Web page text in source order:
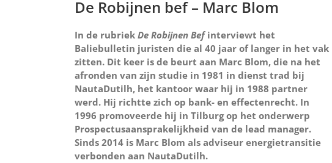
De Robijnen bef – Marc Blom
In de rubriek De Robijnen Befinterviewt het
Baliebulletin juristen die al 40 jaar of langer in het vak
zitten. Dit keer is de beurt aan Marc Blom, die na het
afronden van zijn studie in 1981 in dienst trad bij
NautaDutilh, het kantoor waar hij in 1988 partner
werd. Hij richtte zich op bank- en effectenrecht. In
1996 promoveerde hij in Tilburg op het onderwerp
Prospectusaansprakelijkheid van de lead manager.
Sinds 2014 is Marc Blom als adviseur energietransitie
verbonden aan NautaDutilh.